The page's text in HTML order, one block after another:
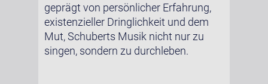
geprägt von persönlicher Erfahrung,
existenzieller Dringlichkeit und dem
Mut, Schuberts Musik nicht nur zu
singen, sondern zu durchleben.